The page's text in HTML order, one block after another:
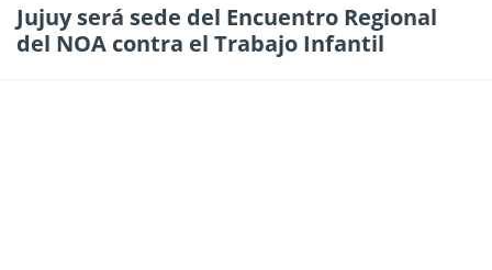
Jujuy será sede del Encuentro Regional
del NOA contra el Trabajo Infantil